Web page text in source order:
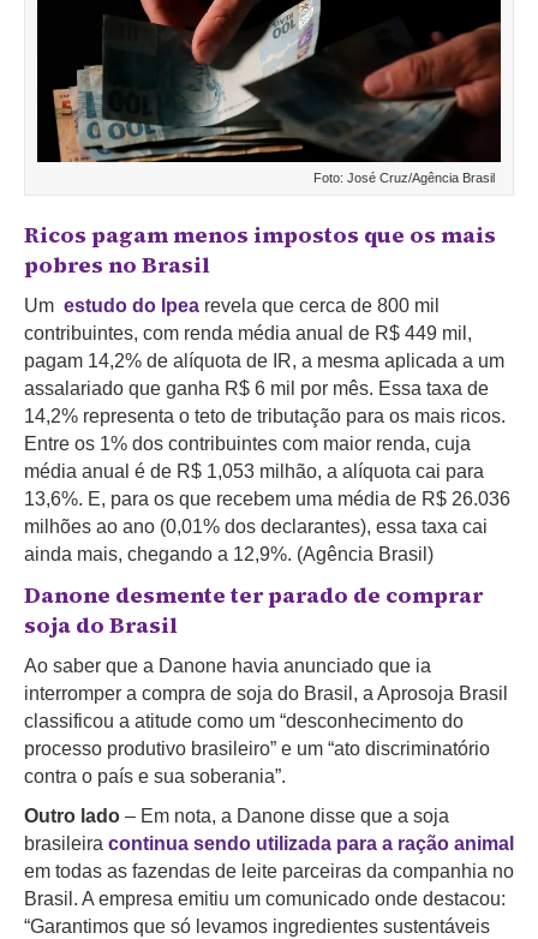
Foto: José Cruz/Agência Brasil
Ricos pagam menos impostos que os mais
pobres no Brasil
Um estudo do Ipea revela que cerca de 800 mil
contribuintes, com renda média anual de R$ 449 mil,
pagam 14,2% de alíquota de IR, a mesma aplicada a um
assalariado que ganha R$ 6 mil por mês. Essa taxa de
14,2% representa o teto de tributação para os mais ricos.
Entre os 1% dos contribuintes com maior renda, cuja
média anual é de R$ 1,053 milhão, a alíquota cai para
13,6%. E, para os que recebem uma média de R$ 26.036
milhões ao ano (0,01% dos declarantes), essa taxa cai
ainda mais, chegando a 12,9%. (Agência Brasil)
Danone desmente ter parado de comprar
soja do Brasil
Ao saber que a Danone havia anunciado que ia
interromper a compra de soja do Brasil, a Aprosoja Brasil
classificou a atitude como um “desconhecimento do
processo produtivo brasileiro” e um “ato discriminatório
contra o país e sua soberania”.
Outro lado – Em nota, a Danone disse que a soja
brasileira continua sendo utilizada para a ração animal
em todas as fazendas de leite parceiras da companhia no
Brasil. A empresa emitiu um comunicado onde destacou:
“Garantimos que só levamos ingredientes sustentáveis